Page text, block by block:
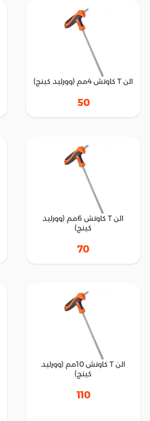
الن T كاوتش 4مم (وورليد كينج)
50
الن T كاوتش 6مم (وورليد
كينج)
70
الن T كاوتش 10مم (وورليد
كينج)
110